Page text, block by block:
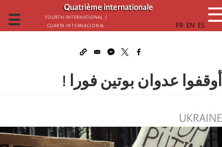
تجاوز
إلى
المحتوى
Quatrième internationale
Fourth International /
Cuarta Internacional
☰
أوقفوا عدوان بوتين فورا !
UKRAINE